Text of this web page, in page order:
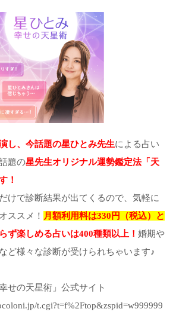
し、今話題の星ひとみ先生による占い
題の星先生オリジナル運勢鑑定法「天
！
けで診断結果が出てくるので、気軽に
ススメ！ 月額利用料は330円（税込）と
ず楽しめる占いは400種類以上！ 婚期や
ど様々な診断が受けられちゃいます♪
せの天星術」公式サイト
t.cgi?t=f%2Ftop&zspid=w999999